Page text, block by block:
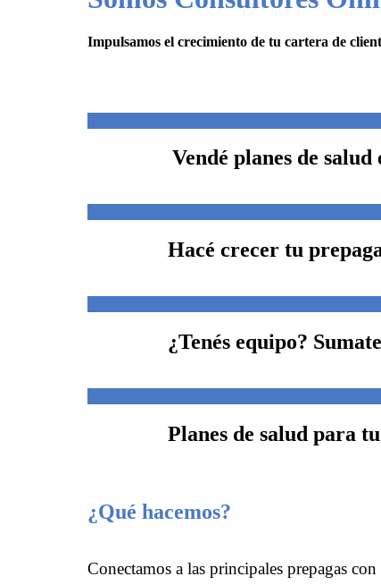
Impulsamos el crecimiento de tu cartera de
Vendé planes de
Hacé crecer tu
¿Tenés equipo?
Planes de salud para
¿Qué hacemos?
Conectamos a las principales prepagas